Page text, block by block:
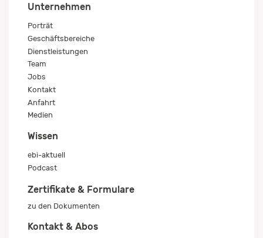
Unternehmen
Porträt
Geschäftsbereiche
Dienstleistungen
Team
Jobs
Kontakt
Anfahrt
Medien
Wissen
ebi-aktuell
Podcast
Zertifikate & Formulare
zu den Dokumenten
Kontakt & Abos